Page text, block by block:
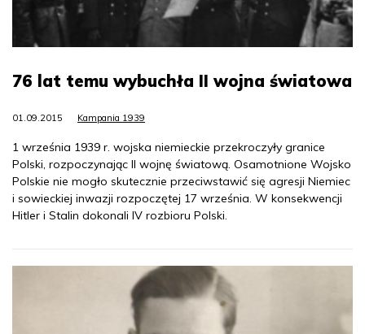
76 lat temu wybuchła II wojna światowa
01.09.2015 Kampania 1939
1 września 1939 r. wojska niemieckie przekroczyły granice
Polski, rozpoczynając II wojnę światową. Osamotnione Wojsko
Polskie nie mogło skutecznie przeciwstawić się agresji Niemiec
i sowieckiej inwazji rozpoczętej 17 września. W konsekwencji
Hitler i Stalin dokonali IV rozbioru Polski.